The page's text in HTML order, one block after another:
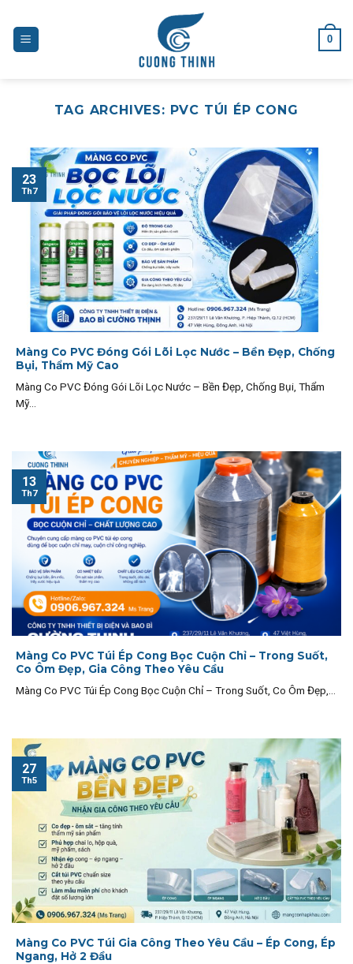
content
0
TAG ARCHIVES: PVC TÚI ÉP CONG
Màng Co PVC Đóng Gói Lõi Lọc Nước – Bền Đẹp, Chống
Bụi, Thẩm Mỹ Cao
Màng Co PVC Đóng Gói Lõi Lọc Nước – Bền Đẹp, Chống Bụi, Thẩm
Mỹ...
23
Th7
Màng Co PVC Túi Ép Cong Bọc Cuộn Chỉ – Trong Suốt,
Co Ôm Đẹp, Gia Công Theo Yêu Cầu
Màng Co PVC Túi Ép Cong Bọc Cuộn Chỉ – Trong Suốt, Co Ôm Đẹp,...
13
Th7
Màng Co PVC Túi Gia Công Theo Yêu Cầu – Ép Cong, Ép
Ngang, Hở 2 Đầu
27
Th5